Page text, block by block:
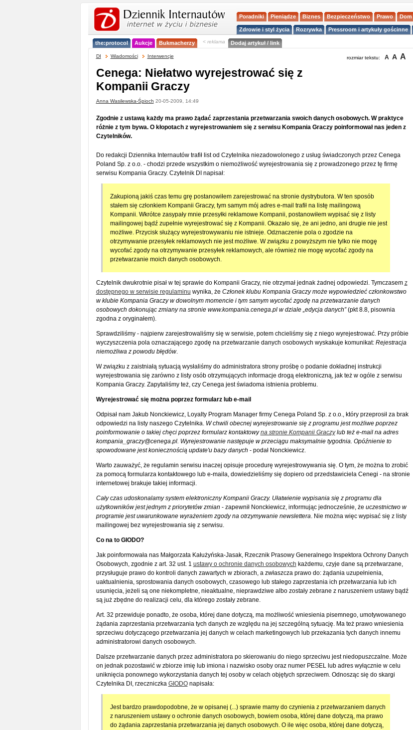
Poradniki Pieniądze Biznes Bezpieczeństwo Prawo Dom
Zdrowie i styl życia Rozrywka Pressroom i artykuły gościnne
the:protocol Aukcje Bukmacherzy < reklama Dodaj artykuł / link
DI Wiadomości Interwencje rozmiar tekstu: A A A
Cenega: Niełatwo wyrejestrować się z
Kompanii Graczy
Anna Wasilewska-Śpioch 20-05-2009, 14:49
Zgodnie z ustawą każdy ma prawo żądać zaprzestania przetwarzania swoich danych osobowych. W praktyce
różnie z tym bywa. O kłopotach z wyrejestrowaniem się z serwisu Kompania Graczy poinformował nas jeden z
Czytelników.
Do redakcji Dziennika Internautów trafił list od Czytelnika niezadowolonego z usług świadczonych przez Cenega
Poland Sp. z o.o. - chodzi przede wszystkim o niemożliwość wyrejestrowania się z prowadzonego przez tę firmę
serwisu Kompania Graczy. Czytelnik DI napisał:
Zakupioną jakiś czas temu grę postanowiłem zarejestrować na stronie dystrybutora. W ten sposób
stałem się członkiem Kompanii Graczy, tym samym mój adres e-mail trafił na listę mailingową
Kompanii. Wkrótce zasypały mnie przesyłki reklamowe Kompanii, postanowiłem wypisać się z listy
mailingowej bądź zupełnie wyrejestrować się z Kompanii. Okazało się, że ani jedno, ani drugie nie jest
możliwe. Przycisk służący wyrejestrowywaniu nie istnieje. Odznaczenie pola o zgodzie na
otrzymywanie przesyłek reklamowych nie jest możliwe. W związku z powyższym nie tylko nie mogę
wycofać zgody na otrzymywanie przesyłek reklamowych, ale również nie mogę wycofać zgody na
przetwarzanie moich danych osobowych.
Czytelnik dwukrotnie pisał w tej sprawie do Kompanii Graczy, nie otrzymał jednak żadnej odpowiedzi. Tymczasem z
dostępnego w serwisie regulaminu wynika, że Członek klubu Kompania Graczy może wypowiedzieć członkowstwo
w klubie Kompania Graczy w dowolnym momencie i tym samym wycofać zgodę na przetwarzanie danych
osobowych dokonując zmiany na stronie www.kompania.cenega.pl w dziale „edycja danych”(pkt 8.8, pisownia
zgodna z oryginałem).
Sprawdziliśmy - najpierw zarejestrowaliśmy się w serwisie, potem chcieliśmy się z niego wyrejestrować. Przy próbie
wyczyszczenia pola oznaczającego zgodę na przetwarzanie danych osobowych wyskakuje komunikat: Rejestracja
niemożliwa z powodu błędów.
W związku z zaistniałą sytuacją wysłaliśmy do administratora strony prośbę o podanie dokładnej instrukcji
wyrejestrowania się zarówno z listy osób otrzymujących informacje drogą elektroniczną, jak też w ogóle z serwisu
Kompania Graczy. Zapytaliśmy też, czy Cenega jest świadoma istnienia problemu.
Wyrejestrować się można poprzez formularz lub e-mail
Odpisał nam Jakub Nonckiewicz, Loyalty Program Manager firmy Cenega Poland Sp. z o.o., który przeprosił za brak
odpowiedzi na listy naszego Czytelnika. W chwili obecnej wyrejestrowanie się z programu jest możliwe poprzez
poinformowanie o takiej chęci poprzez formularz kontaktowyna stronie Kompanii Graczylub też e-mail na adres
kompania_graczy@cenega.pl. Wyrejestrowanie następuje w przeciągu maksymalnie tygodnia. Opóźnienie to
spowodowane jest koniecznością update'u bazy danych - podał Nonckiewicz.
Warto zauważyć, że regulamin serwisu inaczej opisuje procedurę wyrejestrowywania się. O tym, że można to zrobić
za pomocą formularza kontaktowego lub e-maila, dowiedzieliśmy się dopiero od przedstawiciela Cenegi - na stronie
internetowej brakuje takiej informacji.
Cały czas udoskonalamy system elektroniczny Kompanii Graczy. Ułatwienie wypisania się z programu dla
użytkowników jest jednym z priorytetów zmian - zapewnił Nonckiewicz, informując jednocześnie, że uczestnictwo w
programie jest uwarunkowane wyrażeniem zgody na otrzymywanie newslettera. Nie można więc wypisać się z listy
mailingowej bez wyrejestrowania się z serwisu.
Co na to GIODO?
Jak poinformowała nas Małgorzata Kałużyńska-Jasak, Rzecznik Prasowy Generalnego Inspektora Ochrony Danych
Osobowych, zgodnie z art. 32 ust. 1 ustawy o ochronie danych osobowych każdemu, czyje dane są przetwarzane,
przysługuje prawo do kontroli danych zawartych w zbiorach, a zwłaszcza prawo do: żądania uzupełnienia,
uaktualnienia, sprostowania danych osobowych, czasowego lub stałego zaprzestania ich przetwarzania lub ich
usunięcia, jeżeli są one niekompletne, nieaktualne, nieprawdziwe albo zostały zebrane z naruszeniem ustawy bądź
są już zbędne do realizacji celu, dla którego zostały zebrane.
Art. 32 przewiduje ponadto, że osoba, której dane dotyczą, ma możliwość wniesienia pisemnego, umotywowanego
żądania zaprzestania przetwarzania tych danych ze względu na jej szczególną sytuację. Ma też prawo wniesienia
sprzeciwu dotyczącego przetwarzania jej danych w celach marketingowych lub przekazania tych danych innemu
administratorowi danych osobowych.
Dalsze przetwarzanie danych przez administratora po skierowaniu do niego sprzeciwu jest niedopuszczalne. Może
on jednak pozostawić w zbiorze imię lub imiona i nazwisko osoby oraz numer PESEL lub adres wyłącznie w celu
uniknięcia ponownego wykorzystania danych tej osoby w celach objętych sprzeciwem. Odnosząc się do skargi
Czytelnika DI, rzeczniczka GIODOnapisała:
Jest bardzo prawdopodobne, że w opisanej (...) sprawie mamy do czynienia z przetwarzaniem danych
z naruszeniem ustawy o ochronie danych osobowych, bowiem osoba, której dane dotyczą, ma prawo
do żądania zaprzestania przetwarzania jej danych osobowych. O ile więc osoba, której dane dotyczą,